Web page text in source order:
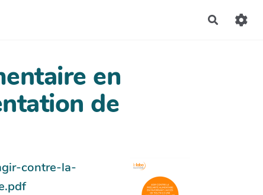
en
de
contre-la-